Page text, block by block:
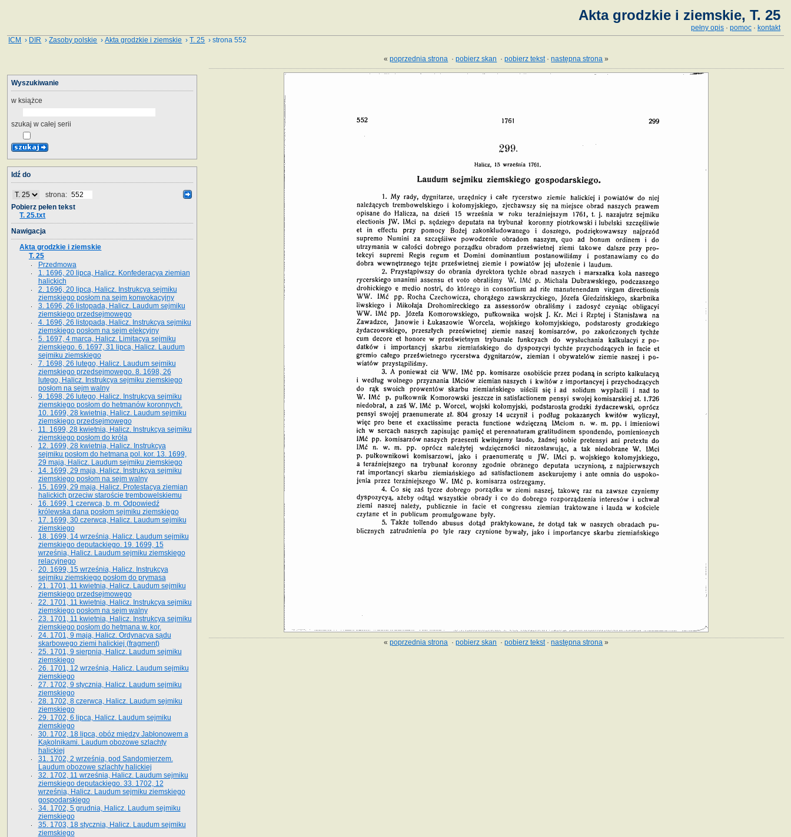
Akta grodzkie i ziemskie, T. 25
pełny opis · pomoc · kontakt
ICM › DIR ›Zasoby polskie ›Akta grodzkie i ziemskie ›T. 25 › strona 552
«poprzednia strona ·pobierz skan ·pobierz tekst·następna strona »
«poprzednia strona ·pobierz skan ·pobierz tekst·następna strona »
Wyszukiwanie
w książce
szukaj w całej serii
Idź do
strona:
Pobierz pełen tekst
T. 25.txt
Nawigacja
Akta grodzkie i ziemskie
T. 25
Przedmowa
1. 1696, 20 lipca, Halicz. Konfederacya ziemian
halickich
2. 1696, 20 lipca, Halicz. Instrukcya sejmiku
ziemskiego posłom na sejm konwokacyjny
3. 1696, 26 listopada, Halicz. Laudum sejmiku
ziemskiego przedsejmowego
4. 1696, 26 listopada, Halicz. Instrukcya sejmiku
ziemskiego posłom na sejm elekcyjny
5. 1697, 4 marca, Halicz. Limitacya sejmiku
ziemskiego. 6. 1697, 31 lipca, Halicz. Laudum
sejmiku ziemskiego
7. 1698, 26 lutego, Halicz. Laudum sejmiku
ziemskiego przedsejmowego. 8. 1698, 26
lutego, Halicz. Instrukcya sejmiku ziemskiego
posłom na sejm walny
9. 1698, 26 lutego, Halicz. Instrukcya sejmiku
ziemskiego posłom do hetmanów koronnych.
10. 1699, 28 kwietnia, Halicz. Laudum sejmiku
ziemskiego przedsejmowego
11. 1699, 28 kwietnia, Halicz. Instrukcya sejmiku
ziemskiego posłom do króla
12. 1699, 28 kwietnia, Halicz. Instrukcya
sejmiku posłom do hetmana pol. kor. 13. 1699,
29 maja, Halicz. Laudum sejmiku ziemskiego
14. 1699, 29 maja, Halicz. Instrukcya sejmiku
ziemskiego posłom na sejm walny
15. 1699, 29 maja, Halicz. Protestacya ziemian
halickich przeciw staroście trembowelskiemu
16. 1699, 1 czerwca, b. m. Odpowiedź
królewska dana posłom sejmiku ziemskiego
17. 1699, 30 czerwca, Halicz. Laudum sejmiku
ziemskiego
18. 1699, 14 września, Halicz. Laudum sejmiku
ziemskiego deputackiego. 19. 1699, 15
września, Halicz. Laudum sejmiku ziemskiego
relacyjnego
20. 1699, 15 września, Halicz. Instrukcya
sejmiku ziemskiego posłom do prymasa
21. 1701, 11 kwietnia, Halicz. Laudum sejmiku
ziemskiego przedsejmowego
22. 1701, 11 kwietnia, Halicz. Instrukcya sejmiku
ziemskiego posłom na sejm walny
23. 1701, 11 kwietnia, Halicz. Instrukcya sejmiku
ziemskiego posłom do hetmana w. kor.
24. 1701, 9 maja, Halicz. Ordynacya sądu
skarbowego ziemi halickiej (fragment)
25. 1701, 9 sierpnia, Halicz. Laudum sejmiku
ziemskiego
26. 1701, 12 września, Halicz. Laudum sejmiku
ziemskiego
27. 1702, 9 stycznia, Halicz. Laudum sejmiku
ziemskiego
28. 1702, 8 czerwca, Halicz. Laudum sejmiku
ziemskiego
29. 1702, 6 lipca, Halicz. Laudum sejmiku
ziemskiego
30. 1702, 18 lipca, obóz między Jabłonowem a
Kąkolnikami. Laudum obozowe szlachty
halickiej
31. 1702, 2 września, pod Sandomierzem.
Laudum obozowe szlachty halickiej
32. 1702, 11 września, Halicz. Laudum sejmiku
ziemskiego deputackiego. 33. 1702, 12
września, Halicz. Laudum sejmiku ziemskiego
gospodarskiego
34. 1702, 5 grudnia, Halicz. Laudum sejmiku
ziemskiego
35. 1703, 18 stycznia, Halicz. Laudum sejmiku
ziemskiego